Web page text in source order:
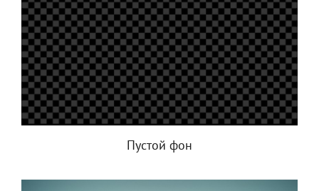
Пустой фон